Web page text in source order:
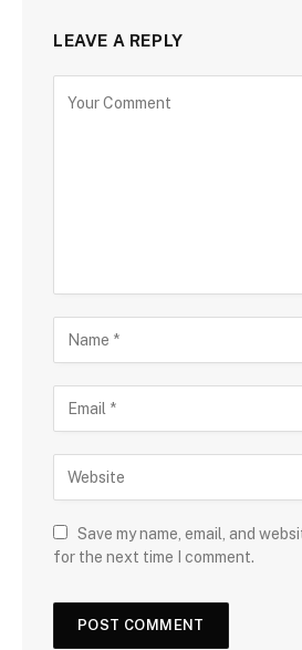
LEAVE A REPLY
Save my name, email, and
for the next time I comment.